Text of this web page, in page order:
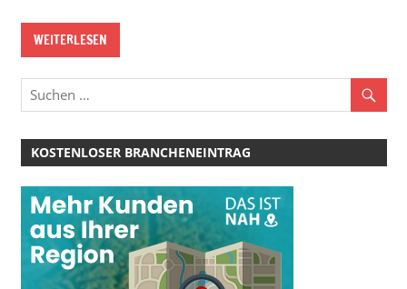
WEITERLESEN
KOSTENLOSER BRANCHENEINTRAG